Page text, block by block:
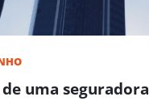
de uma seguradora